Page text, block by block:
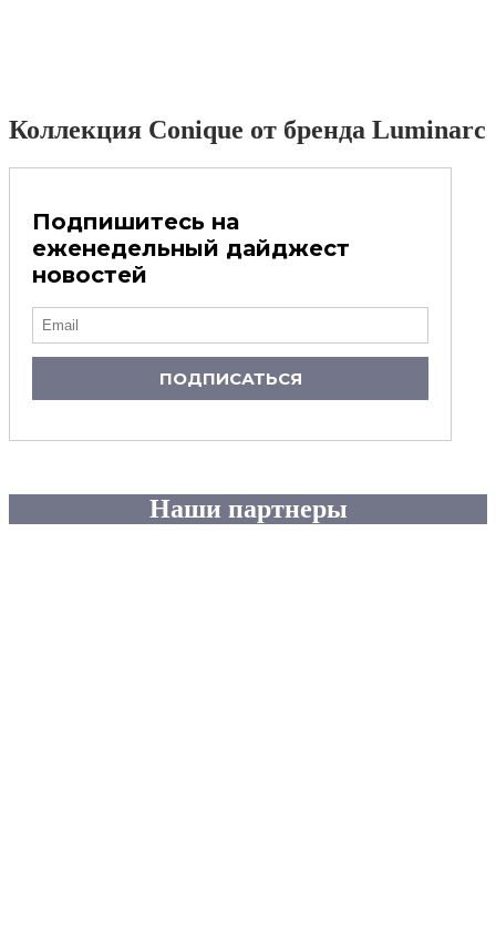
Коллекция Conique от бренда Luminarc
Подпишитесь на
еженедельный дайджест
новостей
ПОДПИСАТЬСЯ
Наши партнеры